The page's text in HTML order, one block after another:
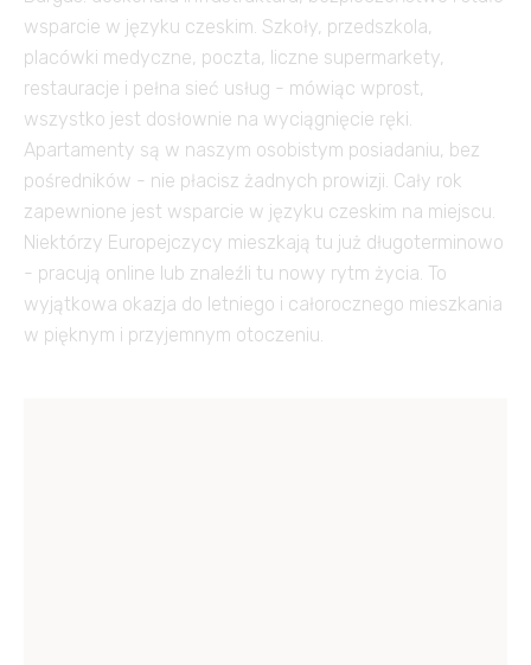
wsparcie w języku czeskim. Szkoły, przedszkola,
placówki medyczne, poczta, liczne supermarkety,
restauracje i pełna sieć usług - mówiąc wprost,
wszystko jest dosłownie na wyciągnięcie ręki.
Apartamenty są w naszym osobistym posiadaniu, bez
pośredników - nie płacisz żadnych prowizji. Cały rok
zapewnione jest wsparcie w języku czeskim na miejscu.
Niektórzy Europejczycy mieszkają tu już długoterminowo
- pracują online lub znaleźli tu nowy rytm życia. To
wyjątkowa okazja do letniego i całorocznego mieszkania
w pięknym i przyjemnym otoczeniu.